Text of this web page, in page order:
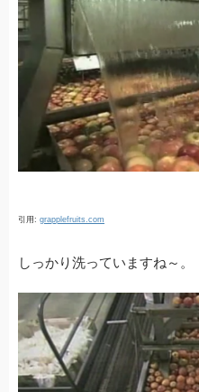
引用: grapplefruits.com
しっかり洗っていますね～。